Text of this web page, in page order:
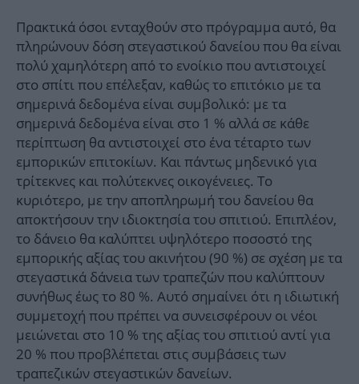
Πρακτικά όσοι ενταχθούν στο πρόγραμμα αυτό, θα
πληρώνουν δόση στεγαστικού δανείου που θα είναι
πολύ χαμηλότερη από το ενοίκιο που αντιστοιχεί
στο σπίτι που επέλεξαν, καθώς το επιτόκιο με τα
σημερινά δεδομένα είναι συμβολικό: με τα
σημερινά δεδομένα είναι στο 1 % αλλά σε κάθε
περίπτωση θα αντιστοιχεί στο ένα τέταρτο των
εμπορικών επιτοκίων. Και πάντως μηδενικό για
τρίτεκνες και πολύτεκνες οικογένειες. Το
κυριότερο, με την αποπληρωμή του δανείου θα
αποκτήσουν την ιδιοκτησία του σπιτιού. Επιπλέον,
το δάνειο θα καλύπτει υψηλότερο ποσοστό της
εμπορικής αξίας του ακινήτου (90 %) σε σχέση με τα
στεγαστικά δάνεια των τραπεζών που καλύπτουν
συνήθως έως το 80 %. Αυτό σημαίνει ότι η ιδιωτική
συμμετοχή που πρέπει να συνεισφέρουν οι νέοι
μειώνεται στο 10 % της αξίας του σπιτιού αντί για
20 % που προβλέπεται στις συμβάσεις των
τραπεζικών στεγαστικών δανείων.